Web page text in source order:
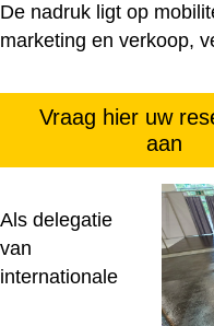
De nadruk ligt op
marketing en verkoop,
Vraag hier uw
aan
Als delegatie
van
internationale